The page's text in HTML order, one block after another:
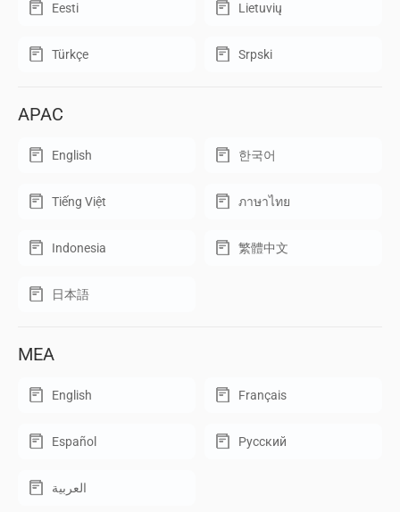
Eesti Lietuvių
Türkçe Srpski
APAC
English 한국어
Tiếng Việt ภาษาไทย
Indonesia 繁體中文
日本語
MEA
English Français
Español Русский
العربية